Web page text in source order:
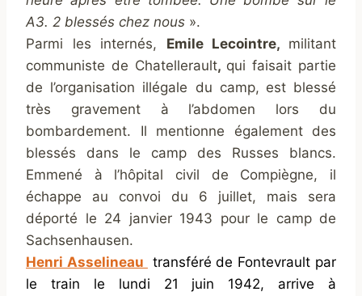
A3. 2 blessés chez nous ».
Parmi les internés, Emile Lecointre, militant
communiste de Chatellerault, qui faisait partie
de l’organisation illégale du camp, est blessé
très gravement à l’abdomen lors du
bombardement. Il mentionne également des
blessés dans le camp des Russes blancs.
Emmené à l’hôpital civil de Compiègne, il
échappe au convoi du 6 juillet, mais sera
déporté le 24 janvier 1943 pour le camp de
Sachsenhausen.
Henri Asselineau transféré de Fontevrault par
le train le lundi 21 juin 1942, arrive à